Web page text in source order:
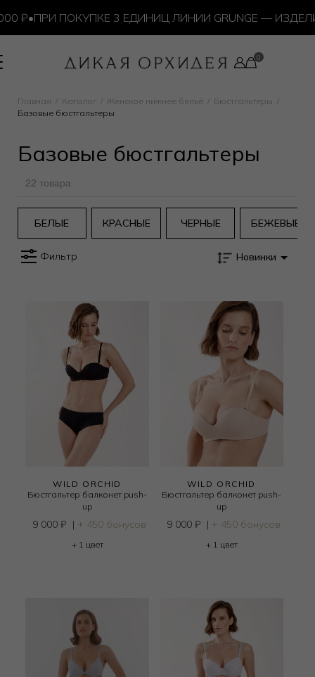
•ПРИ ПОКУПКЕ 3 ЕДИНИЦ ЛИНИИ GRUNGE —
Главная Каталог Женское нижнее бельё
Бюстгальтеры
Базовые бюстгальтеры
Базовые бюстгальтеры
22 товара
БЕЛЫЕ КРАСНЫЕ ЧЕРНЫЕ БЕЖЕВЫЕ
Фильтр Новинки
WILD ORCHID
Бюстгальтер балконет push-
up
9 000 ₽ | + 450 бонусов
+ 1 цвет
WILD ORCHID
Бюстгальтер балконет push-
up
9 000 ₽ | + 450 бонусов
+ 1 цвет